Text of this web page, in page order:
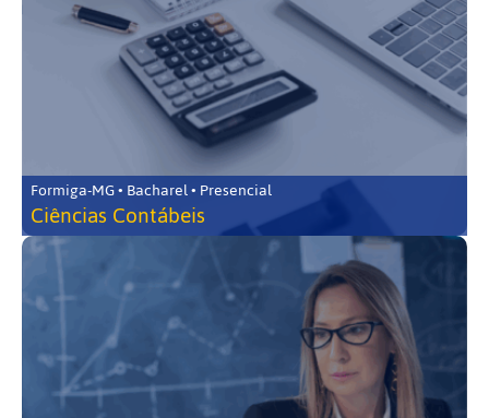
Formiga-MG • Bacharel • Presencial
Ciências Contábeis